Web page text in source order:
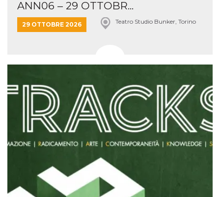
ANN06 – 29 OTTOBR...
29 OTTOBRE 2026 Teatro Studio Bunker, Torino